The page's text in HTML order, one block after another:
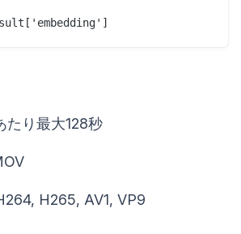
たり最大128秒
H265, AV1, VP9